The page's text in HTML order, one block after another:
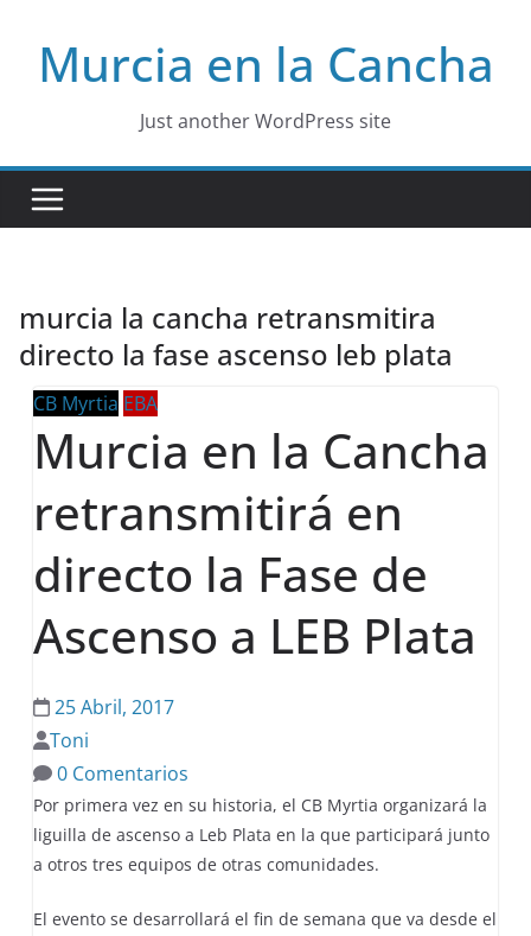
contentMurcia en la Cancha
Just another WordPress site
murcia la cancha retransmitira
directo la fase ascenso leb plata
CB Myrtia EBA
Murcia en la Cancha
retransmitirá en
directo la Fase de
Ascenso a LEB Plata
25 Abril, 2017
Toni
0 Comentarios
Por primera vez en su historia, el CB Myrtia organizará la
liguilla de ascenso a Leb Plata en la que participará junto
a otros tres equipos de otras comunidades.
El evento se desarrollará el fin de semana que va desde el